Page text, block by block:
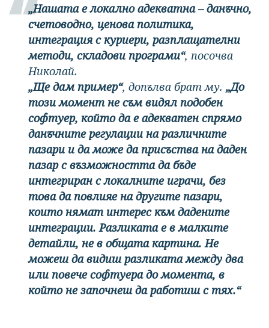
„Нашата е локално адекватна – данъчно,
счетоводно, ценова политика,
интеграция с куриери, разплащателни
методи, складови програми“, посочва
Николай.
„Ще дам пример“, допълва брат му. „До
този момент не съм видял подобен
софтуер, който да е адекватен спрямо
данъчните регулации на различните
пазари и да може да присъства на даден
пазар с възможността да бъде
интегриран с локалните играчи, без
това да повлияе на другите пазари,
които нямат интерес към дадените
интеграции. Разликата е в малките
детайли, не в общата картина. Не
можеш да видиш разликата между два
или повече софтуера до момента, в
който не започнеш да работиш с тях.“